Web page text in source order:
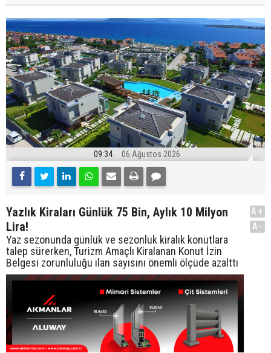
09:34 06 Ağustos 2026
Yazlık Kiraları Günlük 75 Bin, Aylık 10 Milyon
Lira!
Yaz sezonunda günlük ve sezonluk kiralık konutlara
talep sürerken, Turizm Amaçlı Kiralanan Konut İzin
Belgesi zorunluluğu ilan sayısını önemli ölçüde azalttı
A+
A-